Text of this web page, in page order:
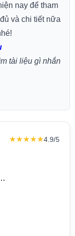
nay để tham
và chi tiết nữa
tài liệu gì nhắn
★★★★★4.9/5